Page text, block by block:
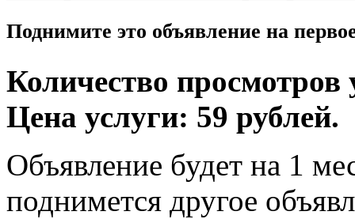
Поднимите это объявление на
Количество просмотров
Цена услуги: 59 рублей.
Объявление будет на 1
поднимется другое